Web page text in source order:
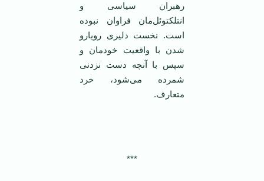
رهبران سیاسی و
انتلکتوئل‌مان فراوان نبوده
است. نخست دلیری رویارو
شدن با واقعیت خودمان و
سپس با آنچه دست نزدنی
شمرده می‌شود، خرد
متعارف.
***